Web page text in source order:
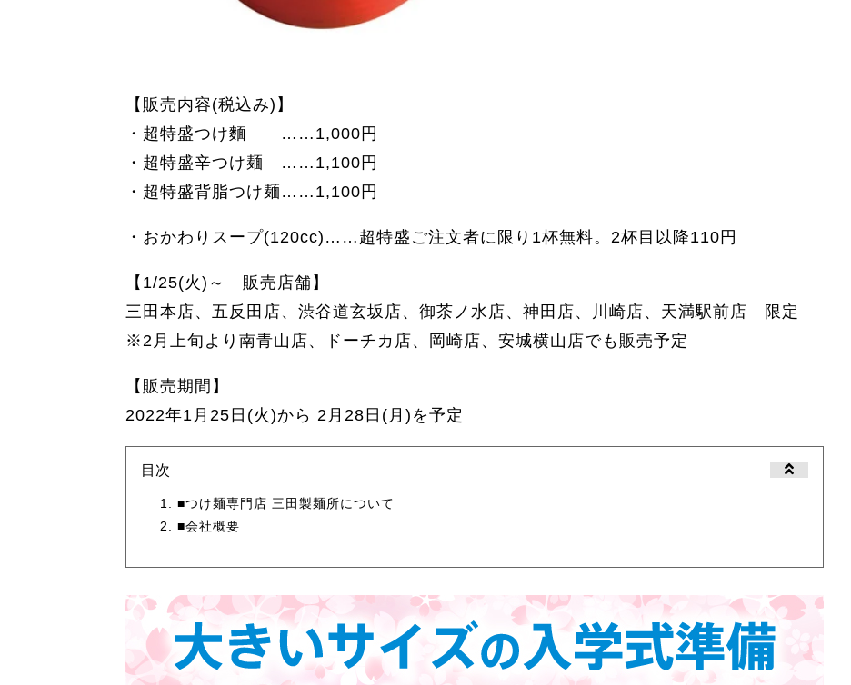
【販売内容(税込み)】
・超特盛つけ麵 ……1,000円
・超特盛辛つけ麺 ……1,100円
・超特盛背脂つけ麺……1,100円
・おかわりスープ(120cc)……超特盛ご注文者に限り1杯無料。2杯目以降110円
【1/25(火)～ 販売店舗】
三田本店、五反田店、渋谷道玄坂店、御茶ノ水店、神田店、川崎店、天満駅前店 限定
※2月上旬より南青山店、ドーチカ店、岡崎店、安城横山店でも販売予定
【販売期間】
2022年1月25日(火)から 2月28日(月)を予定
目次
■つけ麺専門店 三田製麺所について
■会社概要